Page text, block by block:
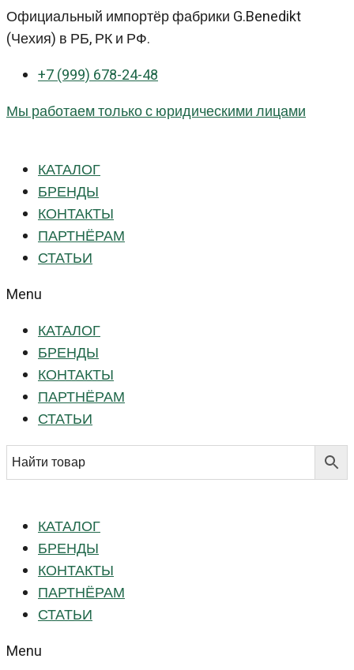
Перейти
к
Официальный импортёр фабрики G.Benedikt
(Чехия) в РБ, РК и РФ.
+7 (999) 678-24-48
Мы работаем только с юридическими лицами
КАТАЛОГ
БРЕНДЫ
КОНТАКТЫ
ПАРТНЁРАМ
СТАТЬИ
Menu
КАТАЛОГ
БРЕНДЫ
КОНТАКТЫ
ПАРТНЁРАМ
СТАТЬИ
КАТАЛОГ
БРЕНДЫ
КОНТАКТЫ
ПАРТНЁРАМ
СТАТЬИ
Menu